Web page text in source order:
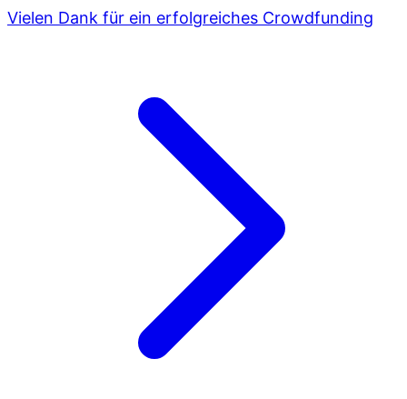
Vielen Dank für ein erfolgreiches Crowdfunding